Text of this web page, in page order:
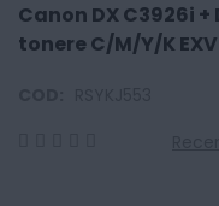
Canon DX C3926i +
tonere C/M/Y/K